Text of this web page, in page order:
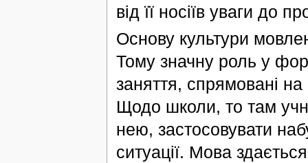
від її носіїв уваги до
Основу культури
Тому значну роль у
заняття, спрямовані
Щодо школи, то там
нею, застосовувати
ситуації. Мова